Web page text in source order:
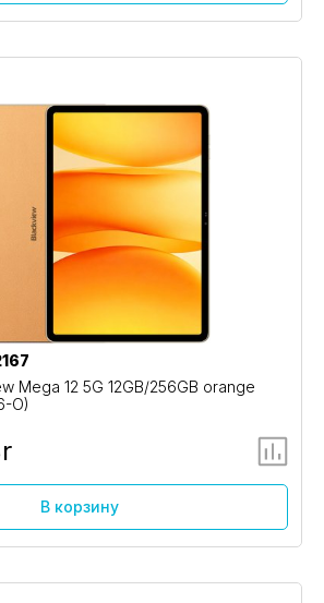
Mega 12 5G 12GB/256GB orange
O)
В корзину